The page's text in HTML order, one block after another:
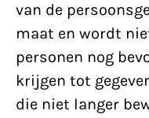
van de
maat en wordt
personen nog
krijgen tot
die niet langer